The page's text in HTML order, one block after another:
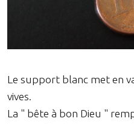
Le support blanc met en
vives.
La " bête à bon Dieu "